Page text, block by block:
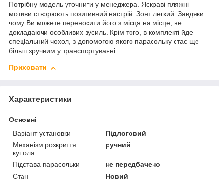
Потрібну модель уточнити у менеджера. Яскраві пляжні
мотиви створюють позитивний настрій. Зонт легкий. Завдяки
чому Ви можете переносити його з місця на місце, не
докладаючи особливих зусиль. Крім того, в комплекті йде
спеціальний чохол, з допомогою якого парасольку стає ще
більш зручним у транспортуванні.
Приховати
Характеристики
Основні
Варіант установки
Підлоговий
Механізм розкриття
купола
ручний
Підстава парасольки
не передбачено
Стан
Новий